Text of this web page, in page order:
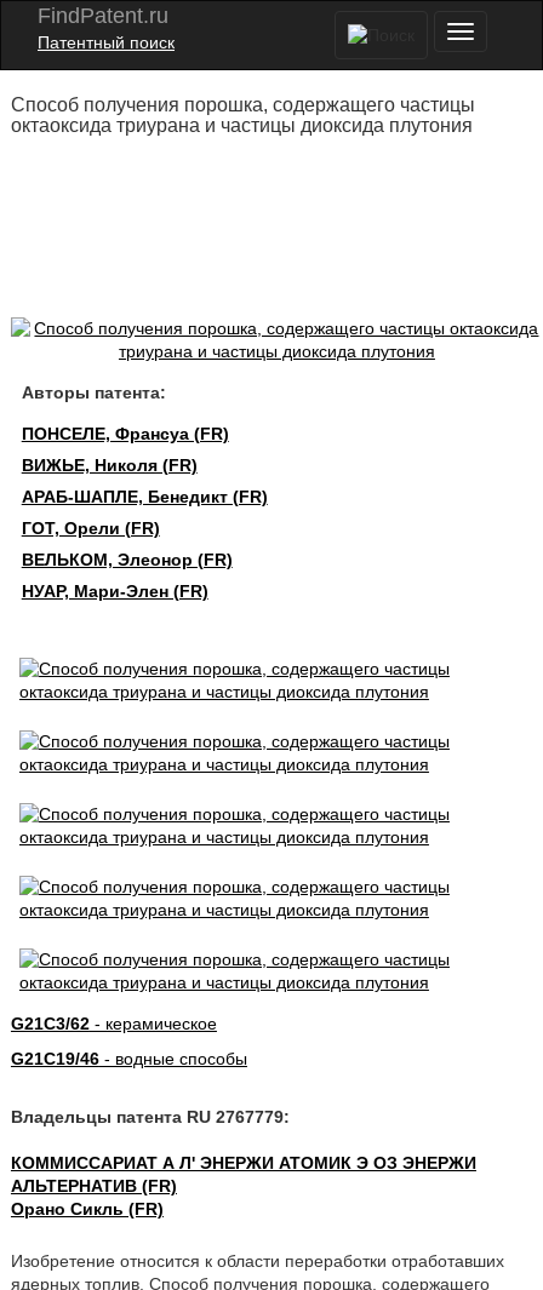
FindPatent.ru
Патентный поиск
Способ получения порошка, содержащего частицы
октаоксида триурана и частицы диоксида плутония
Авторы патента:
ПОНСЕЛЕ, Франсуа (FR)
ВИЖЬЕ, Николя (FR)
АРАБ-ШАПЛЕ, Бенедикт (FR)
ГОТ, Орели (FR)
ВЕЛЬКОМ, Элеонор (FR)
НУАР, Мари-Элен (FR)
G21C3/62- керамическое
G21C19/46- водные способы
Владельцы патента RU 2767779:
КОММИССАРИАТ А Л' ЭНЕРЖИ АТОМИК Э ОЗ ЭНЕРЖИ
АЛЬТЕРНАТИВ (FR)
Орано Сикль (FR)
Изобретение относится к области переработки отработавших
ядерных топлив. Способ получения порошка, содержащего